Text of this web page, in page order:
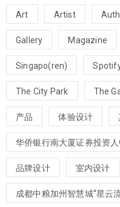
Art Artist
Gallery Magazine
Singapo(ren)
The City Park The
产品 体验设计
华侨银行南大厦证券投资
品牌设计 室内设计
成都中粮加州智慧城“星云